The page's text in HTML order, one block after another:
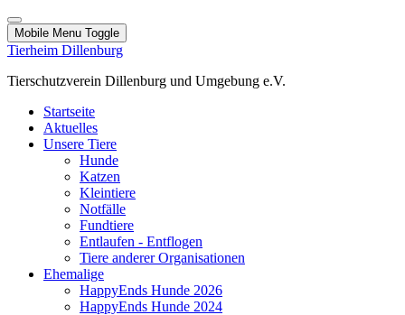
Mobile Menu Toggle
Tierheim Dillenburg
Tierschutzverein Dillenburg und Umgebung e.V.
Startseite
Aktuelles
Unsere Tiere
Hunde
Katzen
Kleintiere
Notfälle
Fundtiere
Entlaufen - Entflogen
Tiere anderer Organisationen
Ehemalige
HappyEnds Hunde 2026
HappyEnds Hunde 2024